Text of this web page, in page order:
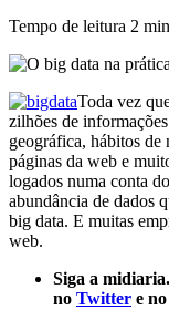
Tempo de leitura 2 min
Toda vez
zilhões de
geográfica, hábitos de
páginas da web e
logados numa conta
abundância de dados
big data. E muitas
web.
Siga a
no Twitter e no